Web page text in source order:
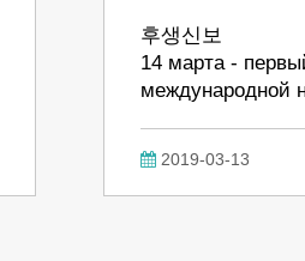
후생신보
14 марта -
международной
2019-03-13